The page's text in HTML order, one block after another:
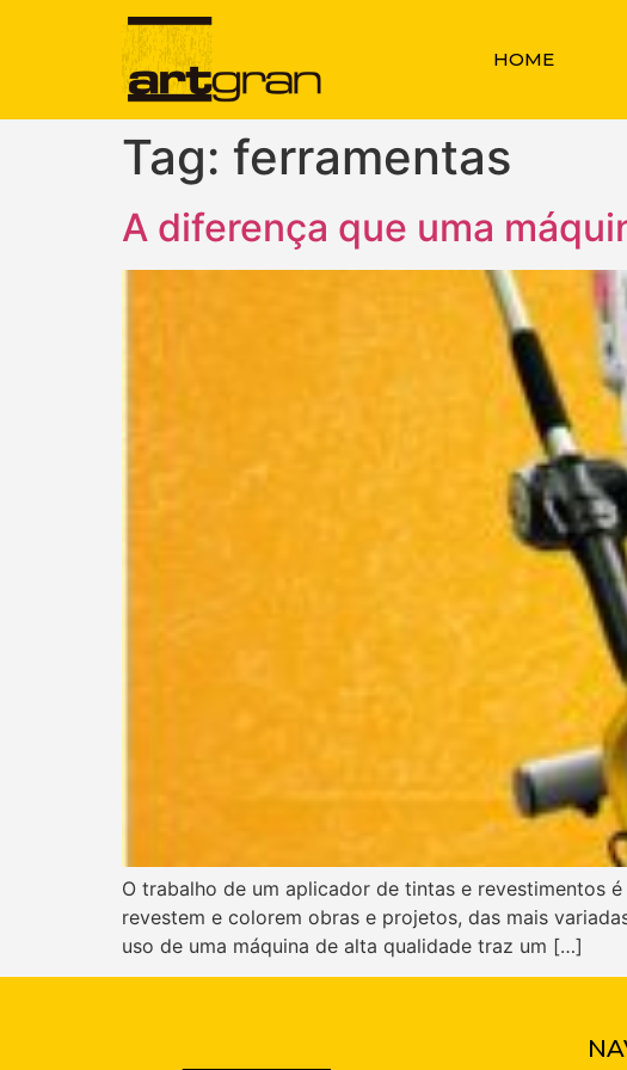
HOME
Tag: ferramentas
A diferença que uma
O trabalho de um aplicador de tintas e revestimentos
revestem e colorem obras e projetos, das mais
uso de uma máquina de alta qualidade traz um […]